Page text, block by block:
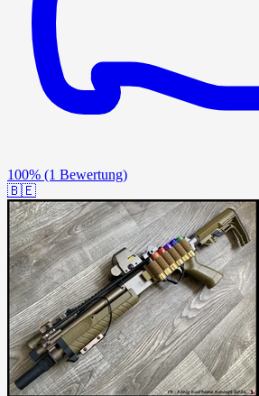
100% (1 Bewertung)
🇧🇪